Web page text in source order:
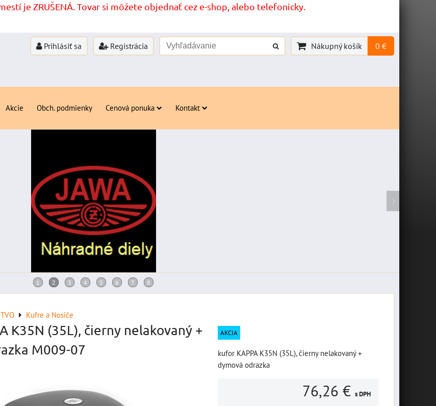
je ZRUŠENÁ. Tovar si môžete objednať cez e-shop, alebo telefonicky.
Prihlásiť sa Registrácia Nákupný košík 0 €
Akcie Obch. podmienky Cenová ponuka Kontakt
Kufre a Nosiče
K35N (35L), čierny nelakovaný +
M009-07
AKCIA
kufor KAPPA K35N (35L), čierny nelakovaný +
dymová odrazka
76,26 € s DPH